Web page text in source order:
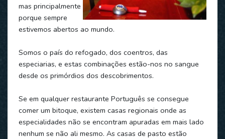
mas principalmente
porque sempre
estivemos abertos ao mundo.
Somos o país do refogado, dos coentros, das
especiarias, e estas combinações estão-nos no sangue
desde os primórdios dos descobrimentos.
Se em qualquer restaurante Português se consegue
comer um bitoque, existem casas regionais onde as
especialidades não se encontram apuradas em mais lado
nenhum se não ali mesmo. As casas de pasto estão